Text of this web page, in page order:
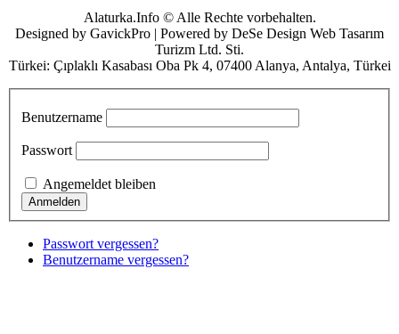
Alaturka.Info © Alle Rechte vorbehalten.
Designed by GavickPro | Powered by DeSe Design Web Tasarım
Turizm Ltd. Sti.
Türkei: Çıplaklı Kasabası Oba Pk 4, 07400 Alanya, Antalya, Türkei
Benutzername
Passwort
Angemeldet bleiben
Passwort vergessen?
Benutzername vergessen?